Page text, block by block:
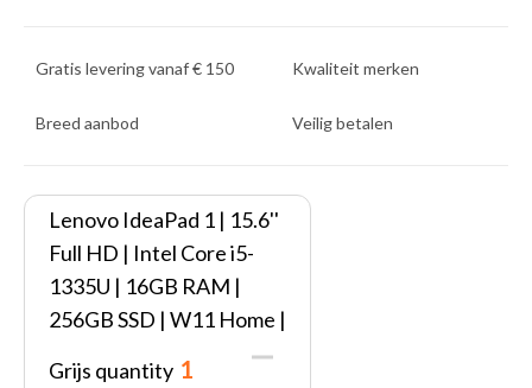
Gratis levering vanaf € 150 Kwaliteit merken
Breed aanbod Veilig betalen
Lenovo IdeaPad 1 | 15.6''
Full HD | Intel Core i5-
1335U | 16GB RAM |
256GB SSD | W11 Home |
Grijs quantity